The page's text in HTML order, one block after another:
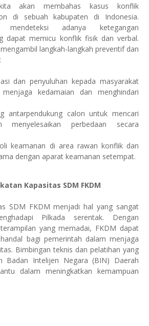
akan membahas kasus konflik
di sebuah kabupaten di Indonesia.
adanya ketegangan
dapat memicu konflik fisik dan verbal.
langkah-langkah preventif dan
dan penyuluhan kepada masyarakat
kedamaian dan menghindari
antarpendukung calon untuk mencari
perbedaan secara
keamanan di area rawan konflik dan
dengan aparat keamanan setempat.
Kapasitas SDM FKDM
SDM FKDM menjadi hal yang sangat
Pilkada serentak. Dengan
yang memadai, FKDM dapat
bagi pemerintah dalam menjaga
Bimbingan teknis dan pelatihan yang
Badan Intelijen Negara (BIN) Daerah
dalam meningkatkan kemampuan